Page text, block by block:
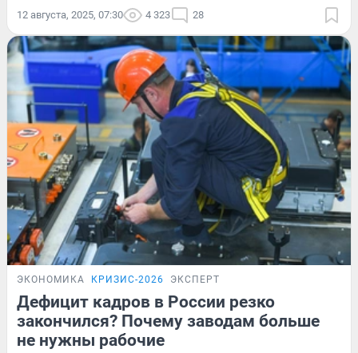
12 августа, 2025, 07:30 4 323 28
ЭКОНОМИКА КРИЗИС-2026 ЭКСПЕРТ
Дефицит кадров в России резко
закончился? Почему заводам больше
не нужны рабочие